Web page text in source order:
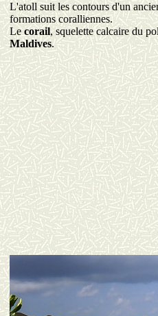
L'atoll suit les contours d'un
formations coralliennes.
Lecorail, squelette calcaire du
Maldives.